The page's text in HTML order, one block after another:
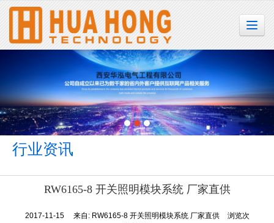
很遗憾，因您的浏览器版本过低导致无法获得最佳浏览体验，推荐下载安装谷歌浏览器！
行业资讯
RW6165-8 开关照明模块系统 厂家直供
2017-11-15 来自: RW6165-8 开关照明模块系统 厂家直供
浏览次